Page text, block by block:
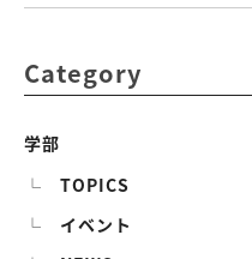
Category
学部
TOPICS
イベント